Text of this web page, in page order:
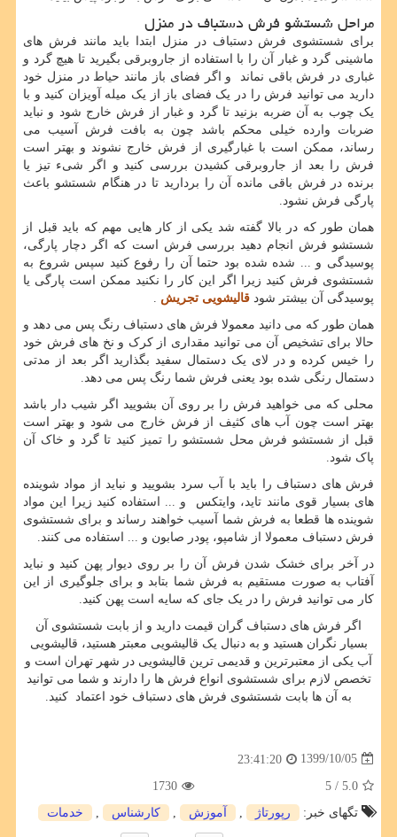
مراحل شستشو فرش دستباف در منزل
برای شستشوی فرش دستباف در منزل ابتدا باید مانند فرش های
ماشینی گرد و غبار آن را با استفاده از جاروبرقی بگیرید تا هیچ گرد و
غباری در فرش باقی نماند و اگر فضای باز مانند حیاط در منزل خود
دارید می توانید فرش را در یک فضای باز از یک میله آویزان کنید و با
یک چوب به آن ضربه بزنید تا گرد و غبار از فرش خارج شود و نباید
ضربات وارده خیلی محکم باشد چون به بافت فرش آسیب می
رساند، ممکن است با غبارگیری از فرش خارج نشوند و بهتر است
فرش را بعد از جاروبرقی کشیدن بررسی کنید و اگر شیء تیز یا
برنده در فرش باقی مانده آن را بردارید تا در هنگام شستشو باعث
پارگی فرش نشود.
همان طور که در بالا گفته شد یکی از کار هایی مهم که باید قبل از
شستشو فرش انجام دهید بررسی فرش است که اگر دچار پارگی،
پوسیدگی و ... شده شده بود حتما آن را رفوع کنید سپس شروع به
شستشوی فرش کنید زیرا اگر این کار را نکنید ممکن است پارگی یا
پوسیدگی آن بیشتر شود قالیشویی تجریش .
همان طور که می دانید معمولا فرش های دستباف رنگ پس می دهد و
حالا برای تشخیص آن می توانید مقداری از کرک و نخ های فرش خود
را خیس کرده و در لای یک دستمال سفید بگذارید اگر بعد از مدتی
دستمال رنگی شده بود یعنی فرش شما رنگ پس می دهد.
محلی که می خواهید فرش را بر روی آن بشویید اگر شیب دار باشد
بهتر است چون آب های کثیف از فرش خارج می شود و بهتر است
قبل از شستشو فرش محل شستشو را تمیز کنید تا گرد و خاک آن
پاک شود.
فرش های دستباف را باید با آب سرد بشویید و نباید از مواد شوینده
های بسیار قوی مانند تاید، وایتکس و ... استفاده کنید زیرا این مواد
شوینده ها قطعا به فرش شما آسیب خواهند رساند و برای شستشوی
فرش دستباف معمولا از شامپو، پودر صابون و ... استفاده می کنند.
در آخر برای خشک شدن فرش آن را بر روی دیوار پهن کنید و نباید
آفتاب به صورت مستقیم به فرش شما بتابد و برای جلوگیری از این
کار می توانید فرش را در یک جای که سایه است پهن کنید.
اگر فرش های دستباف گران قیمت دارید و از بابت شستشوی آن
بسیار نگران هستید و به دنبال یک قالیشویی معبتر هستید، قالیشویی
آب یکی از معتبرترین و قدیمی ترین قالیشویی در شهر تهران است و
تخصص لازم برای شستشوی انواع فرش ها را دارند و شما می توانید
به آن ها بابت شستشوی فرش های دستباف خود اعتماد کنید.
1399/10/05
23:41:20
5.0
/ 5
1730
تگهای خبر:
رپورتاژ آموزش كارشناس خدمات